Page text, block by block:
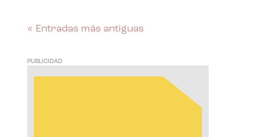
« Entradas más antiguas
PUBLICIDAD